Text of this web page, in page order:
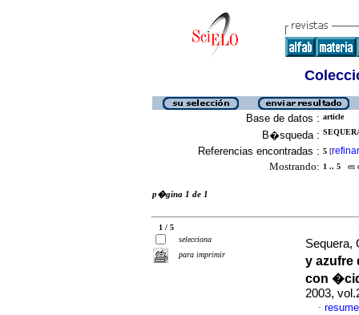
Base de datos : article
B�squeda :
Referencias encontradas : 5 [refinar
Mostrando: 1 .. 5 en
p�gina 1 de 1
1 / 5
selecciona
para imprimir
Sequera,
y azufre
con
2003,
·